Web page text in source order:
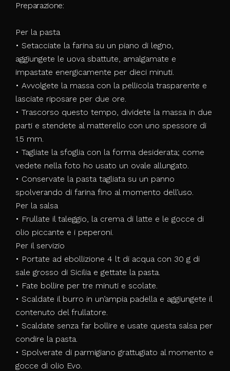
Preparazione:
Per la pasta
• Setacciate la farina su un piano di legno,
aggiungete le uova sbattute, amalgamate e
impastate energicamente per dieci minuti.
• Avvolgete la massa con la pellicola trasparente e
lasciate riposare per due ore.
• Trascorso questo tempo, dividete la massa in due
parti e stendete al matterello con uno spessore di
1.5 mm.
• Tagliate la sfoglia con la forma desiderata; come
vedete nella foto ho usato un ovale allungato.
• Conservate la pasta tagliata su un panno
spolverando di farina fino al momento dell’uso.
Per la salsa
• Frullate il taleggio, la crema di latte e le gocce di
olio piccante e i peperoni.
Per il servizio
• Portate ad ebollizione 4 lt di acqua con 30 g di
sale grosso di Sicilia e gettate la pasta.
• Fate bollire per tre minuti e scolate.
• Scaldate il burro in un’ampia padella e aggiungete il
contenuto del frullatore.
• Scaldate senza far bollire e usate questa salsa per
condire la pasta.
• Spolverate di parmigiano grattugiato al momento e
gocce di olio Evo.